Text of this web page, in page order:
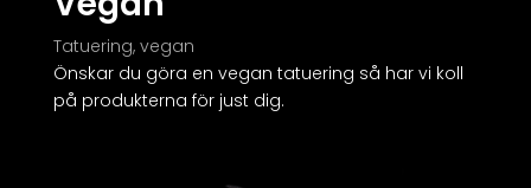
Tatuering, vegan
Önskar du göra en vegan tatuering så har vi koll
på produkterna för just dig.